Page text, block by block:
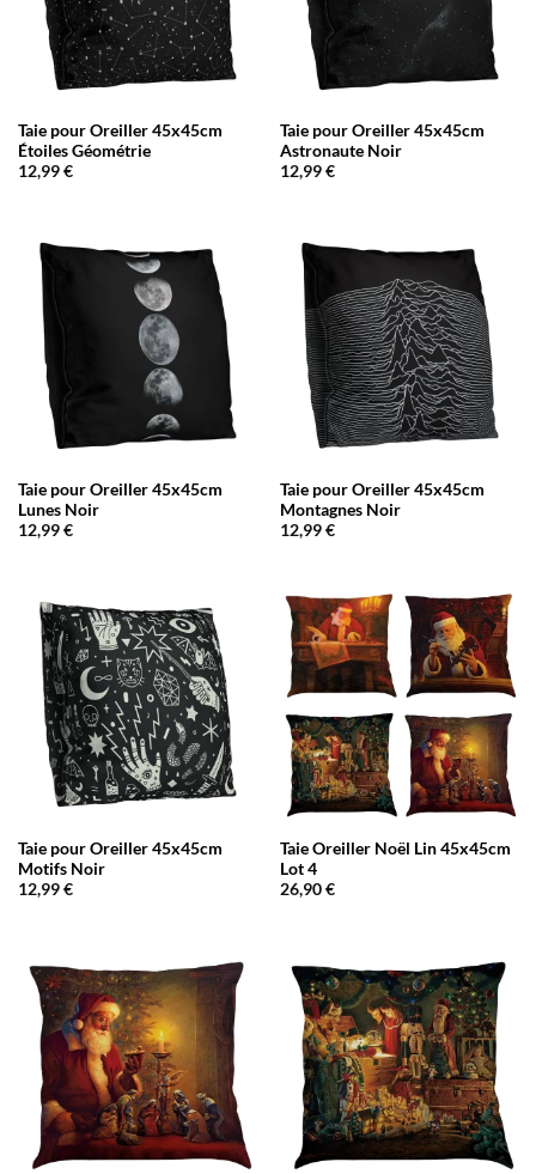
Taie pour Oreiller 45x45cm
Étoiles Géométrie
12,99€
Taie pour Oreiller 45x45cm
Astronaute Noir
12,99€
Taie pour Oreiller 45x45cm
Lunes Noir
12,99€
Taie pour Oreiller 45x45cm
Montagnes Noir
12,99€
Taie pour Oreiller 45x45cm
Motifs Noir
12,99€
Taie Oreiller Noël Lin 45x45cm
Lot 4
26,90€